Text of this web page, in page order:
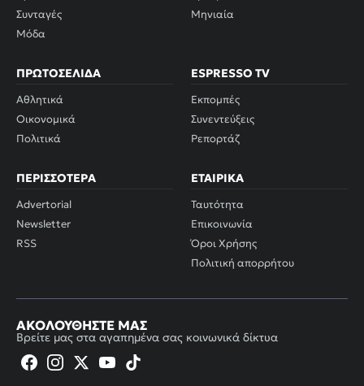
Συνταγές
Μόδα
Μηνιαία
ΠΡΩΤΟΣΈΛΙΔΑ
Αθλητικά
Οικονομικά
Πολιτικά
ESPRESSO TV
Εκπομπές
Συνεντεύξεις
Ρεπορτάζ
ΠΕΡΙΣΣΌΤΕΡΑ
Advertorial
Newsletter
RSS
ΕΤΑΙΡΙΚΆ
Ταυτότητα
Επικοινωνία
Όροι Χρήσης
Πολιτική απορρήτου
ΑΚΟΛΟΥΘΉΣΤΕ ΜΑΣ
Βρείτε μας στα αγαπημένα σας κοινωνικά δίκτυα